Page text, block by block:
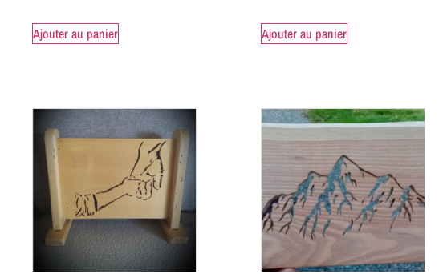
Ajouter au panier Ajouter au panier